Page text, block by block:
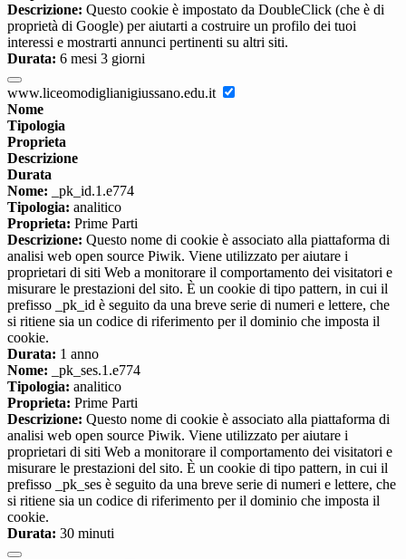
Descrizione: Questo cookie è impostato da DoubleClick (che è di
proprietà di Google) per aiutarti a costruire un profilo dei tuoi
interessi e mostrarti annunci pertinenti su altri siti.
Durata: 6 mesi 3 giorni
www.liceomodiglianigiussano.edu.it
Nome
Tipologia
Proprieta
Descrizione
Durata
Nome: _pk_id.1.e774
Tipologia: analitico
Proprieta: Prime Parti
Descrizione: Questo nome di cookie è associato alla piattaforma di
analisi web open source Piwik. Viene utilizzato per aiutare i
proprietari di siti Web a monitorare il comportamento dei visitatori e
misurare le prestazioni del sito. È un cookie di tipo pattern, in cui il
prefisso _pk_id è seguito da una breve serie di numeri e lettere, che
si ritiene sia un codice di riferimento per il dominio che imposta il
cookie.
Durata: 1 anno
Nome: _pk_ses.1.e774
Tipologia: analitico
Proprieta: Prime Parti
Descrizione: Questo nome di cookie è associato alla piattaforma di
analisi web open source Piwik. Viene utilizzato per aiutare i
proprietari di siti Web a monitorare il comportamento dei visitatori e
misurare le prestazioni del sito. È un cookie di tipo pattern, in cui il
prefisso _pk_ses è seguito da una breve serie di numeri e lettere, che
si ritiene sia un codice di riferimento per il dominio che imposta il
cookie.
Durata: 30 minuti